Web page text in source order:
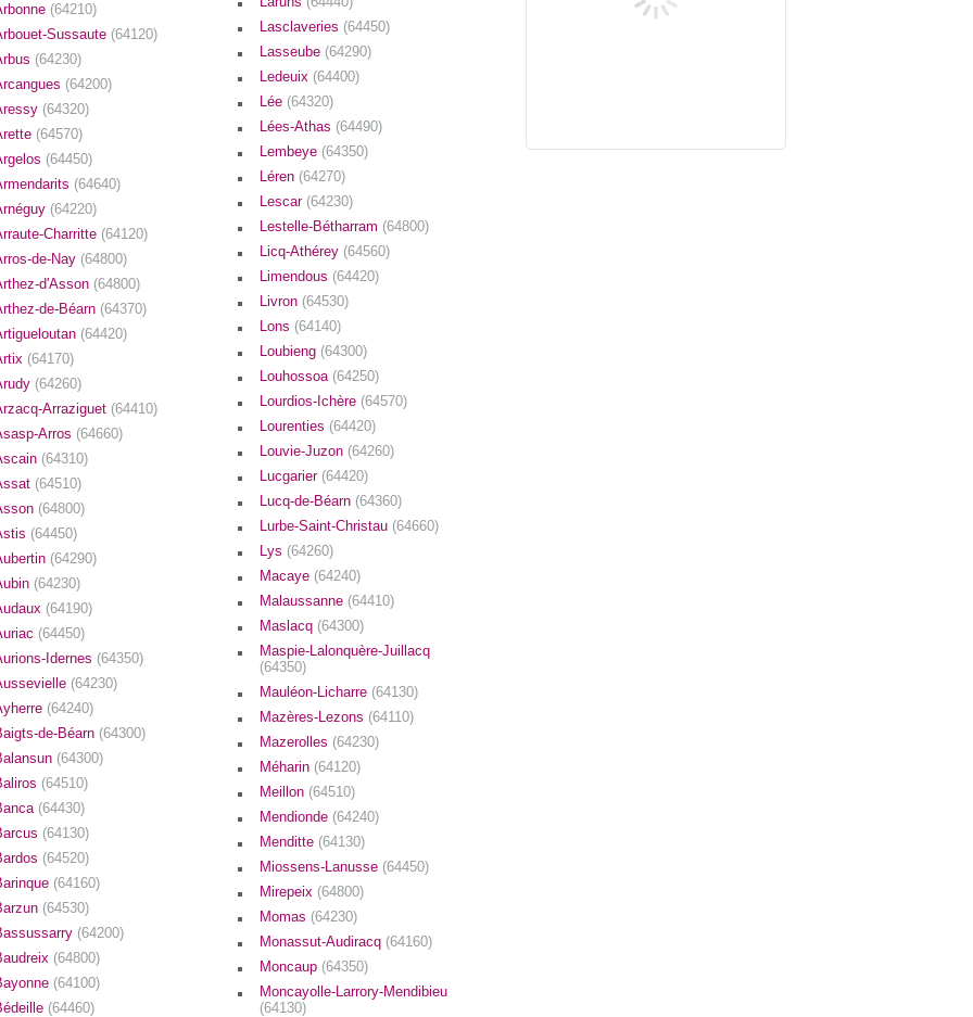
(64210)
Sussaute (64120)
(64230)
(64200)
(64320)
(64570)
(64450)
(64640)
(64220)
Charritte (64120)
de-Nay (64800)
d'Asson (64800)
de-Béarn (64370)
(64420)
(64170)
(64260)
Arraziguet (64410)
Arros (64660)
(64310)
(64510)
(64800)
(64450)
(64290)
(64230)
(64190)
(64450)
Idernes (64350)
(64230)
(64240)
de-Béarn (64300)
(64300)
(64510)
(64430)
(64130)
(64520)
(64160)
(64530)
(64200)
(64800)
(64100)
(64460)
Lasclaveries (64450)
Lasseube (64290)
Ledeuix (64400)
Lée (64320)
Lées-Athas (64490)
Lembeye (64350)
Léren (64270)
Lescar (64230)
Lestelle-Bétharram (64800)
Licq-Athérey (64560)
Limendous (64420)
Livron (64530)
Lons (64140)
Loubieng (64300)
Louhossoa (64250)
Lourdios-Ichère (64570)
Lourenties (64420)
Louvie-Juzon (64260)
Lucgarier (64420)
Lucq-de-Béarn (64360)
Lurbe-Saint-Christau (64660)
Lys (64260)
Macaye (64240)
Malaussanne (64410)
Maslacq (64300)
Maspie-Lalonquère-Juillacq
(64350)
Mauléon-Licharre (64130)
Mazères-Lezons (64110)
Mazerolles (64230)
Méharin (64120)
Meillon (64510)
Mendionde (64240)
Menditte (64130)
Miossens-Lanusse (64450)
Mirepeix (64800)
Momas (64230)
Monassut-Audiracq (64160)
Moncaup (64350)
Moncayolle-Larrory-Mendibieu
(64130)